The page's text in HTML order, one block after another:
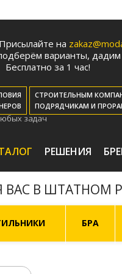
на
варианты, дадим
Бесплатно за 1 час!
СТРОИТЕЛЬНЫМ
ПОДРЯДЧИКАМ И
задач
РЕШЕНИЯ
ВАС В ШТАТНОМ
БРА